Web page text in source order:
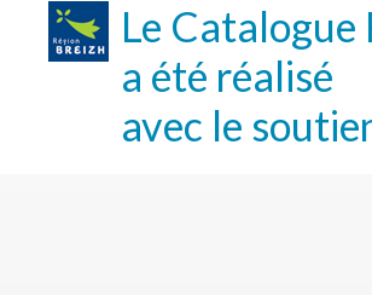
Le Catalogue
a été réalisé
avec le